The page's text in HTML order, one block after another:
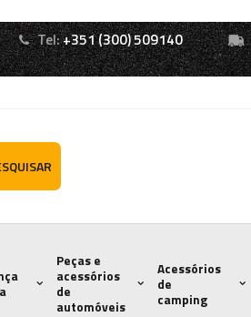
Tel:+351 (300) 509140
Peças e
acessórios
de
automóveis
Acessórios
de
camping